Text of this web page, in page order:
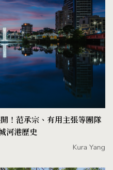
！范承宗、有用主張等團隊
河港歷史
Kura Yang